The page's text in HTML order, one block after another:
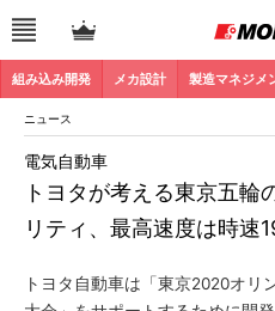
組み込み開発 メカ設計 製造マネジメ
ニュース
トヨタが考える東京五輪
リティ、最高速度は時速
電気自動車
トヨタ自動車は「東京2020オリ